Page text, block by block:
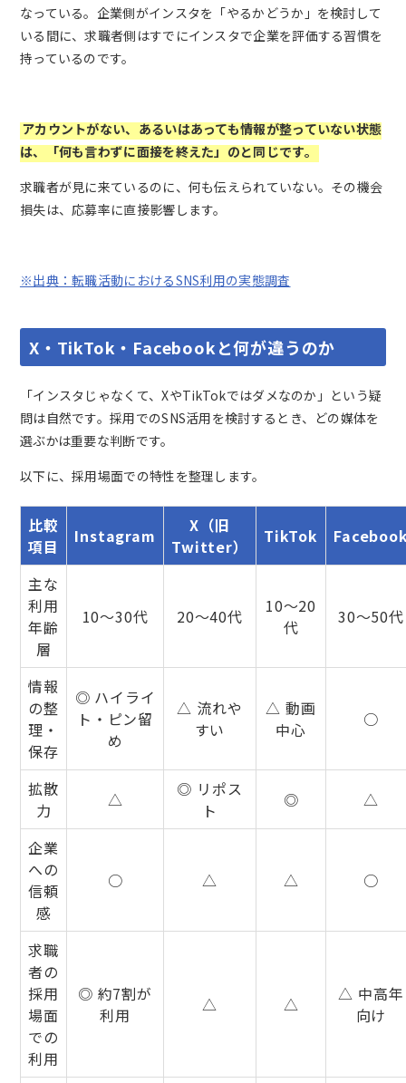
なっている。企業側がインスタを「やるかどうか」を検討して
いる間に、求職者側はすでにインスタで企業を評価する習慣を
持っているのです。
アカウントがない、あるいはあっても情報が整っていない状態
は、「何も言わずに面接を終えた」のと同じです。
求職者が見に来ているのに、何も伝えられていない。その機会
損失は、応募率に直接影響します。
※出典：転職活動におけるSNS利用の実態調査
X・TikTok・Facebookと何が違うのか
「インスタじゃなくて、XやTikTokではダメなのか」という疑
問は自然です。採用でのSNS活用を検討するとき、どの媒体を
選ぶかは重要な判断です。
以下に、採用場面での特性を整理します。
比較
項目
Instagram
X（旧
Twitter）
TikTok
主な
利用
年齢
層
10〜30代 20〜40代
10〜20
代
30〜50代
情報
の整
理・
保存
◎ ハイライ
ト・ピン留
め
△ 流れや
すい
△ 動画
中心
○
拡散
力
△
◎ リポス
ト
◎ △
企業
への
信頼
感
○ △ △ ○
求職
者の
採用
場面
での
利用
◎ 約7割が
利用
△ △
△ 中高年
向け